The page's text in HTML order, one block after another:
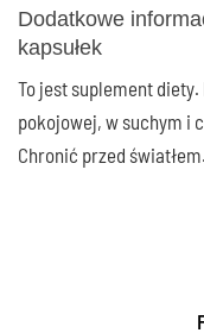
Dodatkowe
kapsułek
To jest suplement
pokojowej, w suchym i
Chronić przed